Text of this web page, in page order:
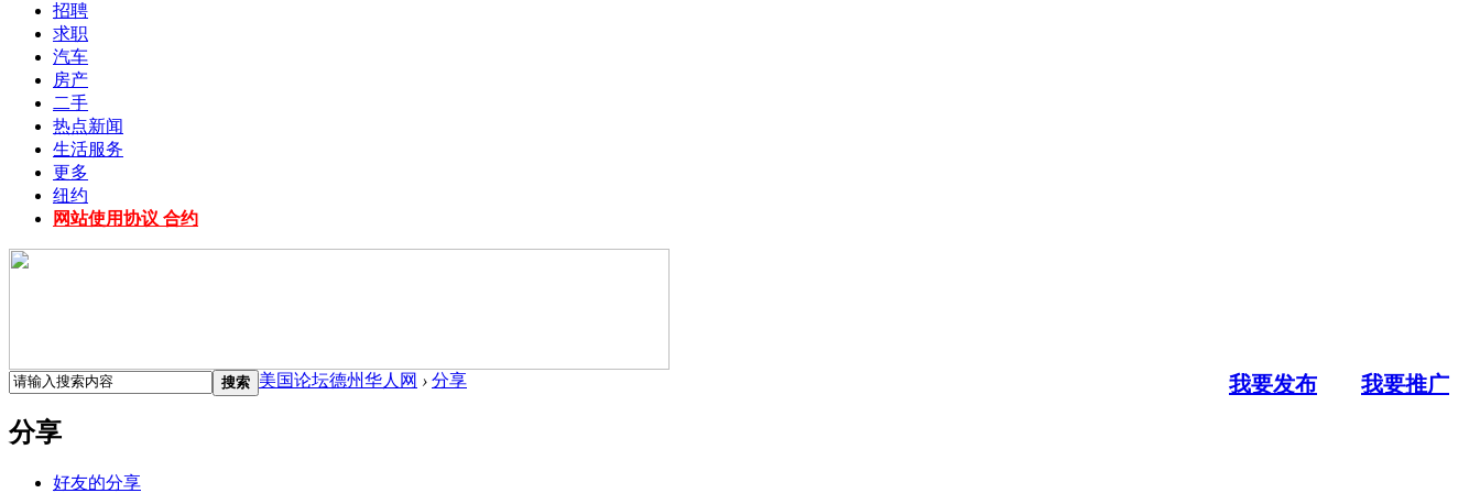
招聘
求职
汽车
房产
二手
热点新闻
生活服务
更多
纽约
网站使用协议 合约
搜索 我要发布 我要推广
美国论坛德州华人网 › 分享
分享
好友的分享